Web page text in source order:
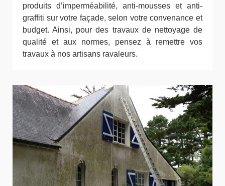
produits d’imperméabilité, anti-mousses et anti-
graffiti sur votre façade, selon votre convenance et
budget. Ainsi, pour des travaux de nettoyage de
qualité et aux normes, pensez à remettre vos
travaux à nos artisans ravaleurs.